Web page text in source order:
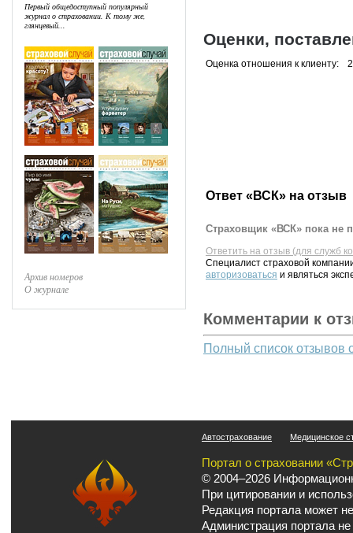
Первый общедоступный популярный
журнал о страховании. К тому же,
глянцевый...
Архив номеров
О журнале
Оценки,
Оценка отношения к клиенту: 2
Ответ «ВСК» на отзыв
Страховщик «ВСК» пока не
Ответить на отзыв (для служб
Специалист страховой
авторизоваться и являться
Комментарии к
Полный список отзывов
Автострахование Медицинское
Портал о страховании
© 2004–2026
При цитировании и
Редакция портала может
Администрация портала